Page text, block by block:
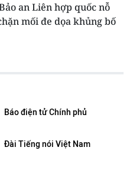
an Liên hợp quốc nỗ
mối đe dọa khủng bố
Báo điện tử Chính phủ
Đài Tiếng nói Việt Nam